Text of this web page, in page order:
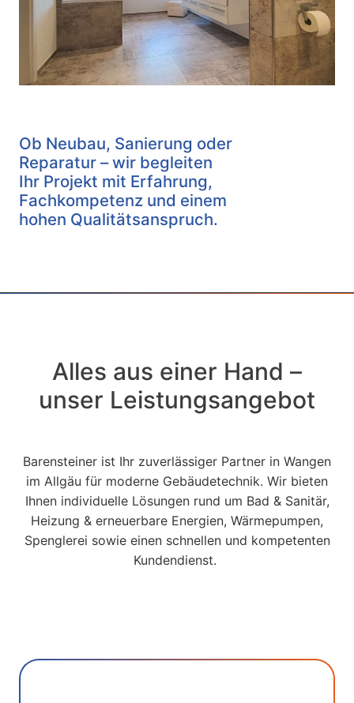
Ob Neubau, Sanierung oder
Reparatur – wir begleiten
Ihr Projekt mit Erfahrung,
Fachkompetenz und einem
hohen Qualitätsanspruch.
Alles aus einer Hand –
unser Leistungsangebot
Barensteiner ist Ihr zuverlässiger Partner in Wangen
im Allgäu für moderne Gebäudetechnik. Wir bieten
Ihnen individuelle Lösungen rund um Bad & Sanitär,
Heizung & erneuerbare Energien, Wärmepumpen,
Spenglerei sowie einen schnellen und kompetenten
Kundendienst.